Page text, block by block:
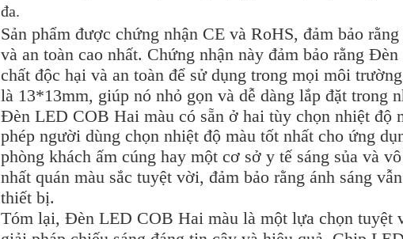
đa.
Sản phẩm được chứng nhận CE và RoHS, đảm bảo
và an toàn cao nhất. Chứng nhận này đảm bảo rằng
chất độc hại và an toàn để sử dụng trong mọi môi
là 13*13mm, giúp nó nhỏ gọn và dễ dàng lắp đặt trong
Đèn LED COB Hai màu có sẵn ở hai tùy chọn nhiệt độ
phép người dùng chọn nhiệt độ màu tốt nhất cho ứng
phòng khách ấm cúng hay một cơ sở y tế sáng sủa và
nhất quán màu sắc tuyệt vời, đảm bảo rằng ánh sáng
thiết bị.
Tóm lại, Đèn LED COB Hai màu là một lựa chọn tuyệt